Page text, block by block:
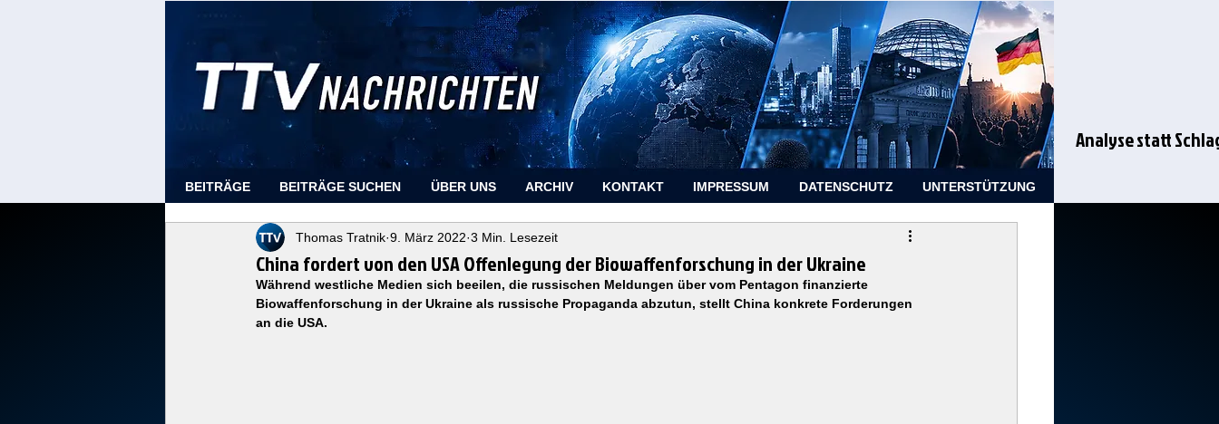
BEITRÄGE BEITRÄGE SUCHEN ÜBER UNS ARCHIV KONTAKT IMPRESSUM DATENSCHUTZ UNTERSTÜTZUNG
Analyse statt
China fordert von den USA Offenlegung der Biowaffenforschung in der Ukraine
Thomas Tratnik 9. März 2022 3 Min. Lesezeit
Während westliche Medien sich beeilen, die russischen Meldungen über vom Pentagon finanzierte
Biowaffenforschung in der Ukraine als russische Propaganda abzutun, stellt China konkrete Forderungen
an die USA.